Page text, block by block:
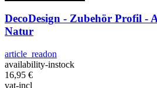
DecoDesign - Zubehör Profil -
Natur
article_readon
availability-instock
16,95 €
vat-incl